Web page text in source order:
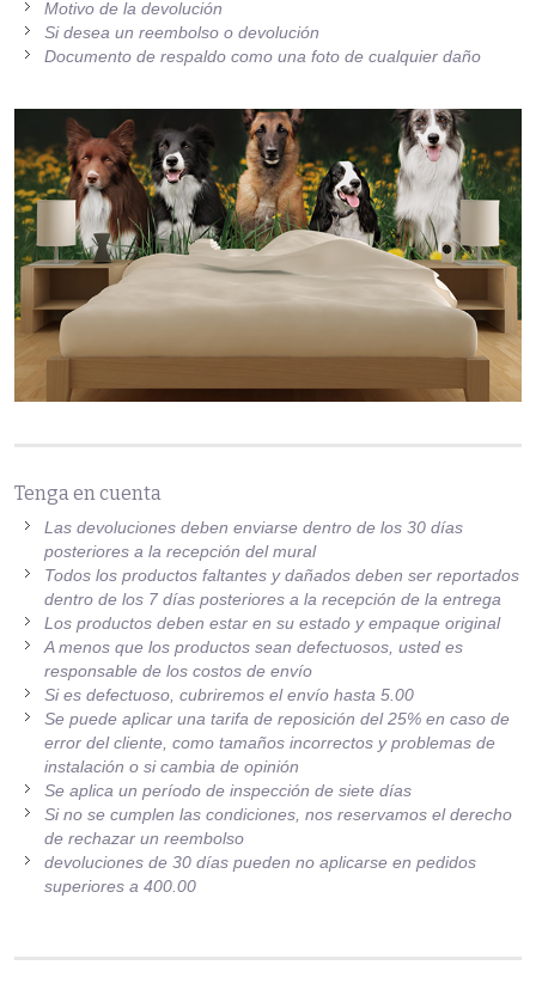
Motivo de la devolución
Si desea un reembolso o devolución
Documento de respaldo como una foto de cualquier daño
Tenga en cuenta
Las devoluciones deben enviarse dentro de los 30 días
posteriores a la recepción del mural
Todos los productos faltantes y dañados deben ser reportados
dentro de los 7 días posteriores a la recepción de la entrega
Los productos deben estar en su estado y empaque original
A menos que los productos sean defectuosos, usted es
responsable de los costos de envío
Si es defectuoso, cubriremos el envío hasta 5.00
Se puede aplicar una tarifa de reposición del 25% en caso de
error del cliente, como tamaños incorrectos y problemas de
instalación o si cambia de opinión
Se aplica un período de inspección de siete días
Si no se cumplen las condiciones, nos reservamos el derecho
de rechazar un reembolso
devoluciones de 30 días pueden no aplicarse en pedidos
superiores a 400.00